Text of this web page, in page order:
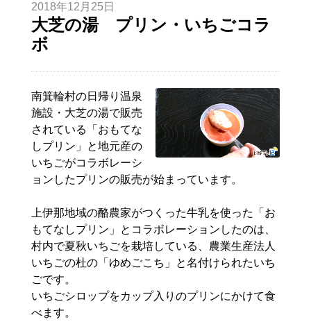
2018年12月25日
大芝の湯 プリン・いちごコラ
ボ
南箕輪村の日帰り温泉
施設・大芝の湯で販売
されている「おもてな
しプリン」と地元産の
いちごがコラボレーシ
ョンしたプリンの販売が始まっています。
上伊那地域の酪農家がつくった牛乳を使った「お
もてなしプリン」とコラボレーションしたのは、
村内で夏秋いちごを栽培している、農業生産法人
いちごの杜の「ゆめごこち」と名付けられたいち
ごです。
いちごシロップをカップ入りのプリンにかけて食
べます。